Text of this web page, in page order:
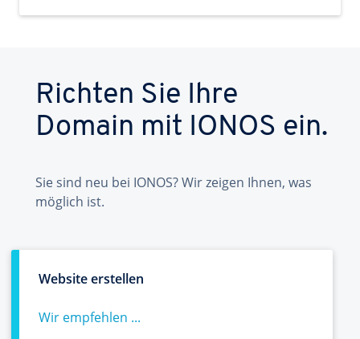
Richten Sie Ihre
Domain mit IONOS ein.
Sie sind neu bei IONOS? Wir zeigen Ihnen, was
möglich ist.
Website erstellen
Wir empfehlen ...